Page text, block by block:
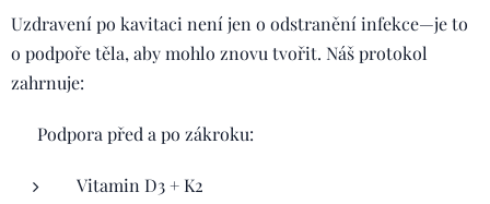
Uzdravení po kavitaci není jen o odstranění infekce—je to
o podpoře těla, aby mohlo znovu tvořit. Náš protokol
zahrnuje:
🦷 Podpora před a po zákroku:
Vitamin D3 + K2